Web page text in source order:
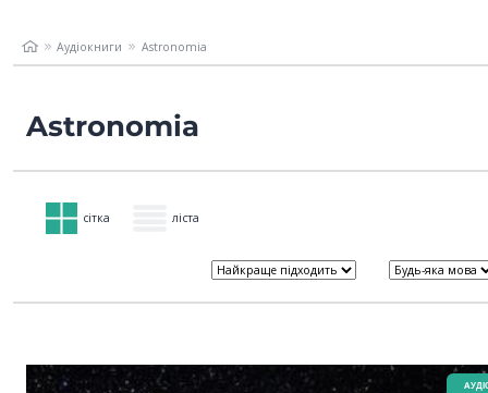
Аудіокниги Astronomia
Astronomia
сітка ліста